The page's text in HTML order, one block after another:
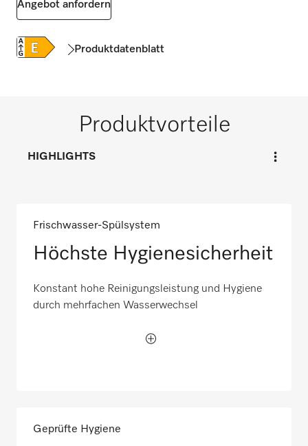
Angebot anfordern
Produktdatenblatt
Produktvorteile
HIGHLIGHTS
Frischwasser-Spülsystem
Höchste Hygienesicherheit
Konstant hohe Reinigungsleistung und Hygiene
durch mehrfachen Wasserwechsel
Geprüfte Hygiene